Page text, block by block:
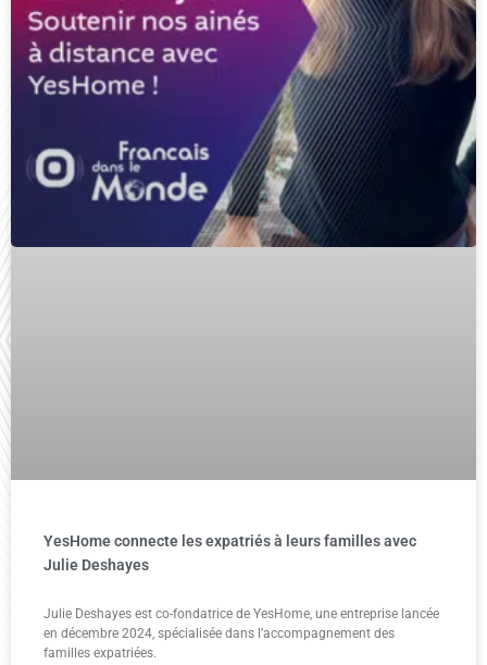
YesHome connecte les expatriés à leurs familles avec
Julie Deshayes
Julie Deshayes est co-fondatrice de YesHome, une entreprise lancée
en décembre 2024, spécialisée dans l’accompagnement des
familles expatriées.